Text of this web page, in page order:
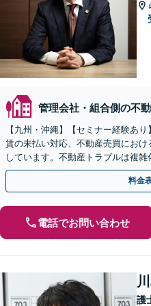
管理会社・組合側の不
【九州・沖縄】【セミナー経験あ
賃の未払い対応、不動産売買にお
しています。不動産トラブルは複
ください。【休日・夜間面談可】
料金
電話でお問い合わせ
護